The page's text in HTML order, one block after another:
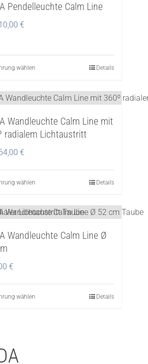
Pendelleuchte Calm Line
€
wählen
weist
Varianten
auf.
der
Produktseite
gewählt
Details
Wandleuchte Calm Line mit
radialem Lichtaustritt
€
wählen
weist
Varianten
Details
Wandleuchte Calm Line Ø
€
wählen Details